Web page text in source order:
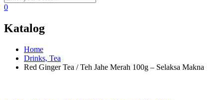
0
Katalog
Home
Drinks, Tea
Red Ginger Tea / Teh Jahe Merah 100g – Selaksa Makna